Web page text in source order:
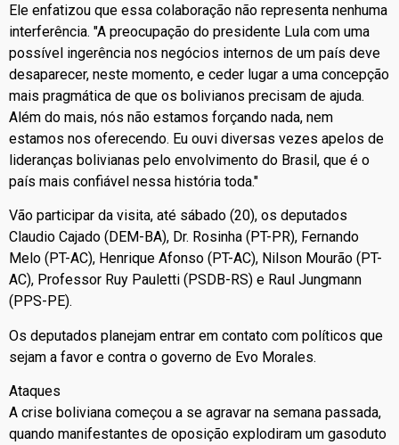
Ele enfatizou que essa colaboração não representa nenhuma
interferência. "A preocupação do presidente Lula com uma
possível ingerência nos negócios internos de um país deve
desaparecer, neste momento, e ceder lugar a uma concepção
mais pragmática de que os bolivianos precisam de ajuda.
Além do mais, nós não estamos forçando nada, nem
estamos nos oferecendo. Eu ouvi diversas vezes apelos de
lideranças bolivianas pelo envolvimento do Brasil, que é o
país mais confiável nessa história toda."
Vão participar da visita, até sábado (20), os deputados
Claudio Cajado (DEM-BA), Dr. Rosinha (PT-PR), Fernando
Melo (PT-AC), Henrique Afonso (PT-AC), Nilson Mourão (PT-
AC), Professor Ruy Pauletti (PSDB-RS) e Raul Jungmann
(PPS-PE).
Os deputados planejam entrar em contato com políticos que
sejam a favor e contra o governo de Evo Morales.
Ataques
A crise boliviana começou a se agravar na semana passada,
quando manifestantes de oposição explodiram um gasoduto